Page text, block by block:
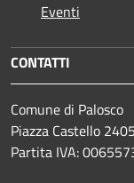
Eventi
CONTATTI
Comune di Palosco
Piazza Castello
Partita IVA: